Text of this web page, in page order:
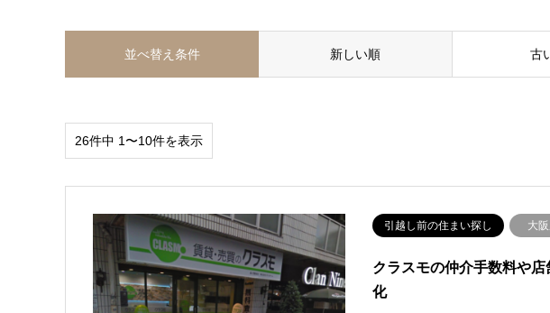
並べ替え条件 新しい順 古
26件中 1〜10件を表示
引越し前の住まい探し 大
クラスモの仲介手数料や
化